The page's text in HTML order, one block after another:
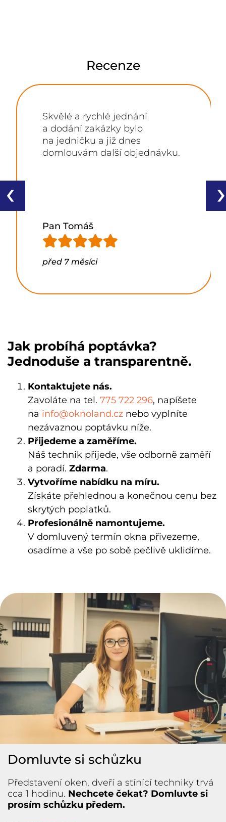
Recenze
Skvělé a rychlé jednání
a dodání zakázky bylo
na jedničku a již dnes
domlouvám další objednávku.
Pan Tomáš
před 7 měsíci
‹ ›
Jak probíhá poptávka?
Jednoduše a transparentně.
Kontaktujete nás.
Zavoláte na tel. 775 722 296, napíšete
na info@oknoland.cz nebo vyplníte
nezávaznou poptávku níže.
Přijedeme a zaměříme.
Náš technik přijede, vše odborně zaměří
a poradí. Zdarma.
Vytvoříme nabídku na míru.
Získáte přehlednou a konečnou cenu bez
skrytých poplatků.
Profesionálně namontujeme.
V domluvený termín okna přivezeme,
osadíme a vše po sobě pečlivě uklidíme.
Domluvte si schůzku
Představení oken, dveří a stínící techniky trvá
cca 1 hodinu. Nechcete čekat? Domluvte si
prosím schůzku předem.